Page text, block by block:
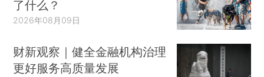
了什么？
2026年08月09日
财新观察｜健全金融机构治理
更好服务高质量发展